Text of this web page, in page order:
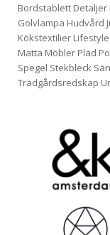
Bordstablett Detaljer
Golvlampa Hudvård
Kökstextilier Lifestyle
Matta Möbler Pläd
Spegel Stekbleck
Trädgårdsredskap